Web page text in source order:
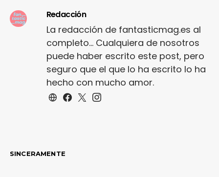
Redacción
La redacción de fantasticmag.es al
completo... Cualquiera de nosotros
puede haber escrito este post, pero
seguro que el que lo ha escrito lo ha
hecho con mucho amor.
SINCERAMENTE